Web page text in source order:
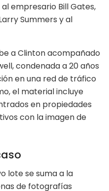
empresario Bill Gates,
Summers y al
a Clinton acompañado
condenada a 20 años
en una red de tráfico
el material incluye
en propiedades
con la imagen de
lote se suma a la
de fotografías